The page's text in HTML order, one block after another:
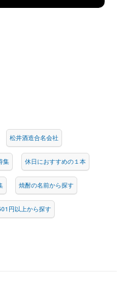
松井酒造合名会社
集 休日におすすめの１本
焼酎の名前から探す
円以上から探す